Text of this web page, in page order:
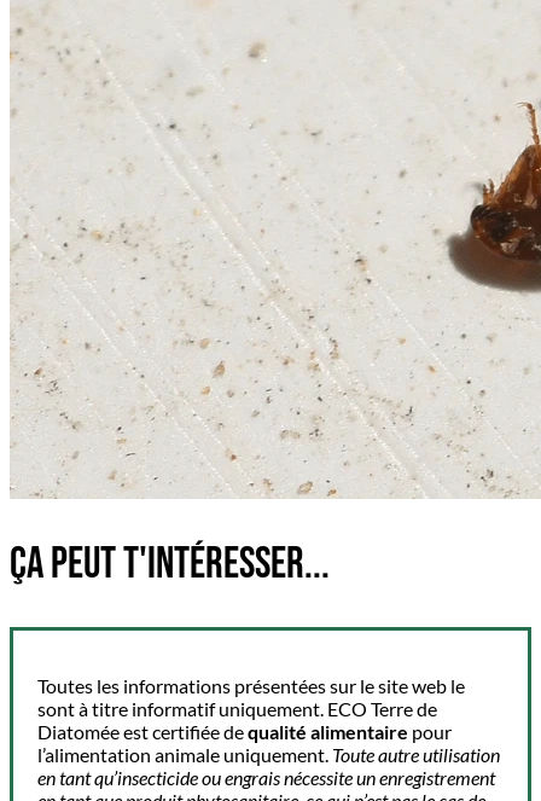
ça peut t'intéresser...
Toutes les informations présentées sur le site web le
sont à titre informatif uniquement. ECO Terre de
Diatomée est certifiée dequalité alimentaire pour
l’alimentation animale uniquement. Toute autre utilisation
en tant qu’insecticide ou engrais nécessite un enregistrement